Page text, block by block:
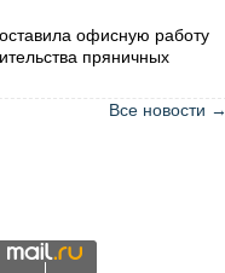
офисную работу
пряничных
Все новости →